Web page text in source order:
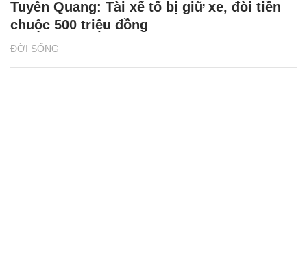
ĐỜI SỐNG
Tuyên Quang: Tài xế tố bị giữ xe, đòi tiền
chuộc 500 triệu đồng